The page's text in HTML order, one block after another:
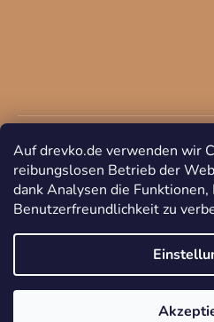
Auf drevko.de verwenden wir
reibungslosen Betrieb der
dank Analysen die
Benutzerfreundlichkeit zu
Copyright 2026DREVKO. Alle